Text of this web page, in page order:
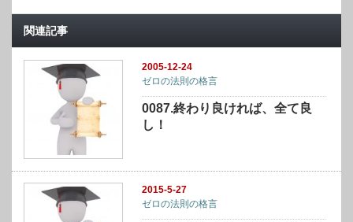
関連記事
2005-12-24
ゼロの法則の格言
0087.終わり良ければ、全て良
し！
2015-5-27
ゼロの法則の格言